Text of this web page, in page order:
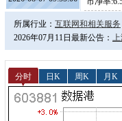
所属行业： 互联网和相关服务
2026年07月11日最新公告：
分时 日K 周K 月K